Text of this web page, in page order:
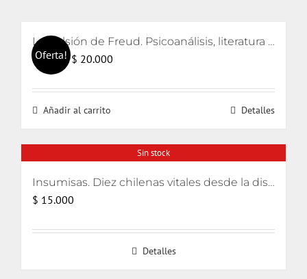
Oferta!
La pulsión de Freud. Psicoanálisis, literatura y cine
$21.000
El
original
era:
$ 20.000
actual
Añadir al carrito Detalles
Sin stock
Insumisas. Diez chilenas vitales desde la disidencia
$ 15.000
Detalles